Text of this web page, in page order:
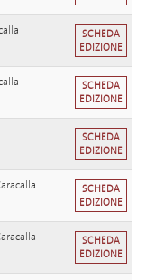
SCHEDA
EDIZIONE
SCHEDA
EDIZIONE
SCHEDA
EDIZIONE
SCHEDA
EDIZIONE
SCHEDA
EDIZIONE